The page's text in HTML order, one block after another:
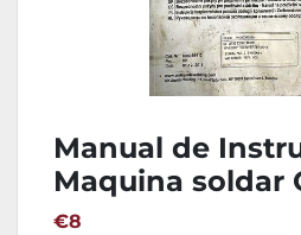
Manual de
Maquina soldar
CITOTIG 2200
€8